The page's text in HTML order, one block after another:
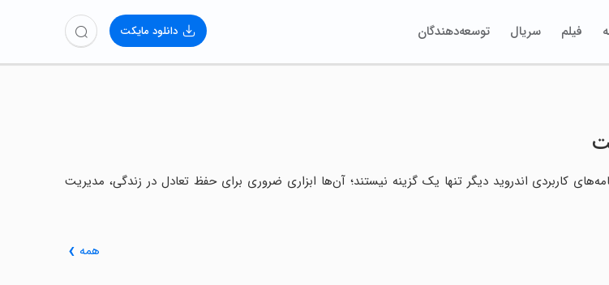
دانلود مایکت فیلم سریال توسعه‌دهندگان
کاربردی اندروید دیگر تنها یک گزینه نیستند؛ آن‌ها ابزاری ضروری برای حفظ تعادل در زندگی، مدیریت
همه